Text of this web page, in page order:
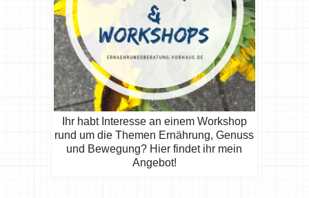
Ihr habt Interesse an einem Workshop
rund um die Themen Ernährung, Genuss
und Bewegung? Hier findet ihr mein
Angebot!